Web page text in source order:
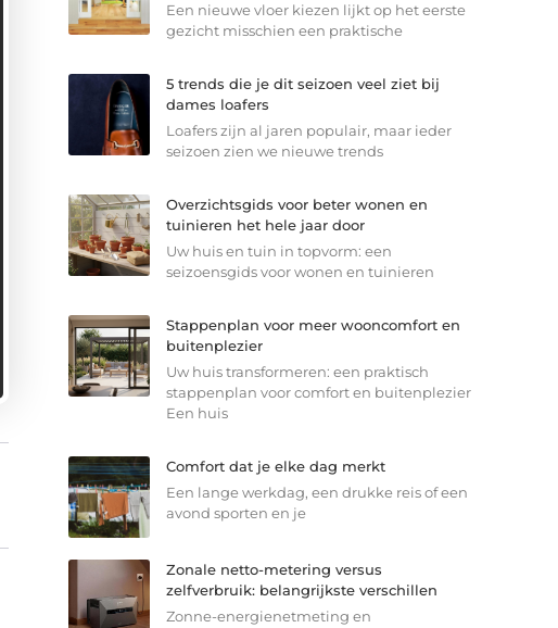
Een nieuwe vloer kiezen lijkt op het eerste
gezicht misschien een praktische
5 trends die je dit seizoen veel ziet bij
dames loafers
Loafers zijn al jaren populair, maar ieder
seizoen zien we nieuwe trends
Overzichtsgids voor beter wonen en
tuinieren het hele jaar door
Uw huis en tuin in topvorm: een
seizoensgids voor wonen en tuinieren
Stappenplan voor meer wooncomfort en
buitenplezier
Uw huis transformeren: een praktisch
stappenplan voor comfort en buitenplezier
Een huis
Comfort dat je elke dag merkt
Een lange werkdag, een drukke reis of een
avond sporten en je
Zonale netto-metering versus
zelfverbruik: belangrijkste verschillen
Zonne-energienetmeting en